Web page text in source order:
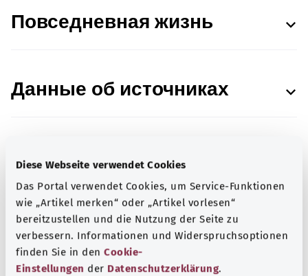
Diese Webseite verwendet Cookies
Das Portal verwendet Cookies, um Service-Funktionen
wie „Artikel merken“ oder „Artikel vorlesen“
bereitzustellen und die Nutzung der Seite zu
verbessern. Informationen und Widerspruchsoptionen
finden Sie in den Cookie-
Einstellungen der Datenschutzerklärung.
Повседневная жизнь
Данные об источниках
В сотрудничестве с Institut für Qualität und
Wirtschaftlichkeit im Gesundheitswesen (IQWiG,
Институт качества и эффективности в
здравоохранении).
Состояние: 16.12.2022